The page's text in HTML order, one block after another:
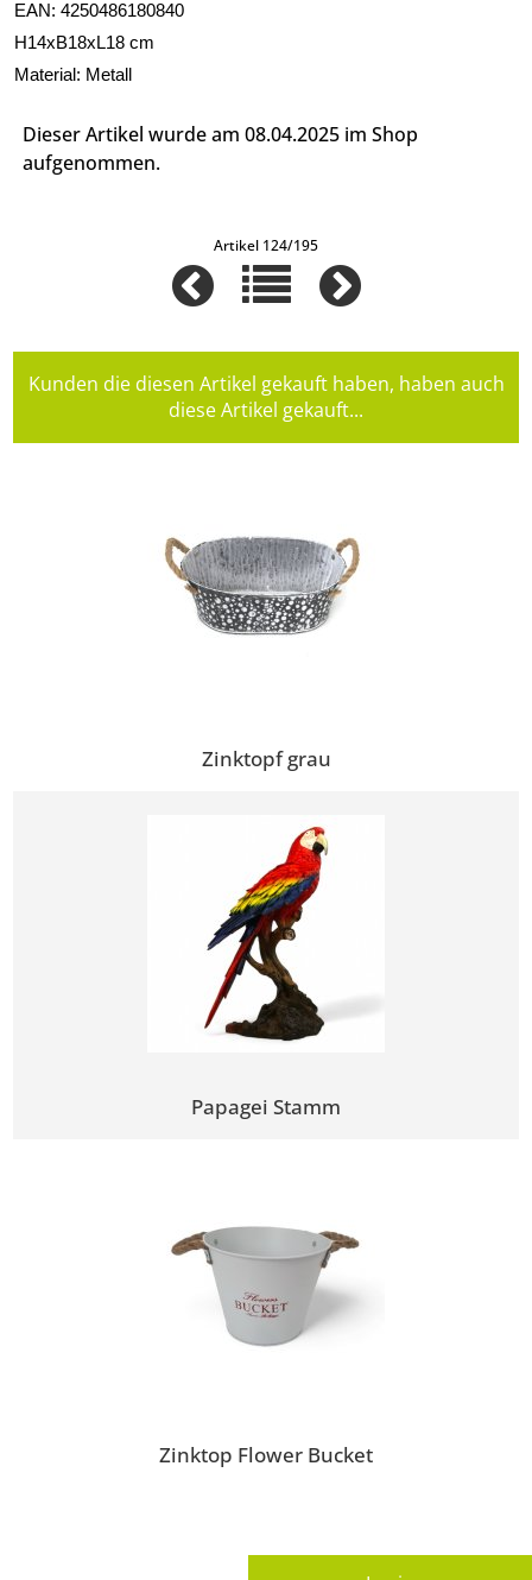
EAN: 4250486180840
H14xB18xL18 cm
Material: Metall
Dieser Artikel wurde am 08.04.2025 im Shop
aufgenommen.
Artikel 124/195
Kunden die diesen Artikel gekauft haben, haben auch
diese Artikel gekauft...
Zinktopf grau
Papagei Stamm
Zinktop Flower Bucket